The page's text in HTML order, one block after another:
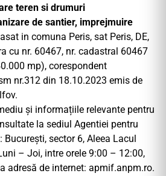
teren si drumuri
de santier, imprejmuire
in comuna Peris, sat Peris, DE,
cu nr. 60467, nr. cadastral 60467
mp), corespondent
nr.312 din 18.10.2023 emis de
și informațiile relevante pentru
la sediul Agentiei pentru
sector 6, Aleea Lacul
– Joi, intre orele 9:00 – 12:00,
adresă de internet: apmif.anpm.ro.